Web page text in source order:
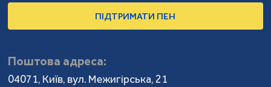
ПІДТРИМАТИ ПЕН
Поштова адреса:
04071, Київ, вул. Межигірська, 21